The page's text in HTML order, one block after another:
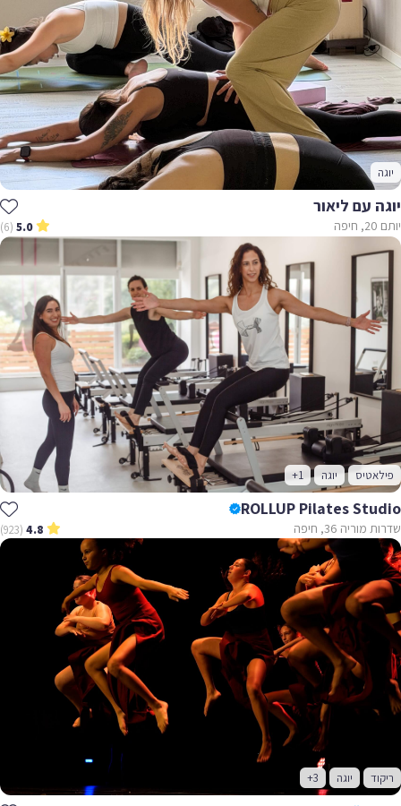
יוגה
יוגה עם ליאור
יותם 20, חיפה 5.0
(6)
פילאטיס יוגה +1
ROLLUP Pilates Studio
שדרות מוריה 36, חיפה 4.8
(923)
ריקוד יוגה +3